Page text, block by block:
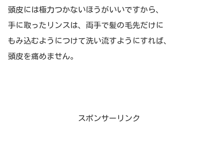
頭皮には極力つかないほうがいいですから、
手に取ったリンスは、両手で髪の毛先だけに
もみ込むようにつけて洗い流すようにすれば、
頭皮を痛めません。
スポンサーリンク